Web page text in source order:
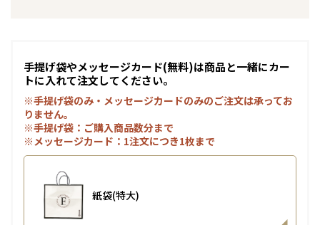
手提げ袋やメッセージカード(無料)は商品と一緒にカー
トに入れて注文してください。
※手提げ袋のみ・メッセージカードのみのご注文は承ってお
りません。
※手提げ袋：ご購入商品数分まで
※メッセージカード：1注文につき1枚まで
紙袋(特大)